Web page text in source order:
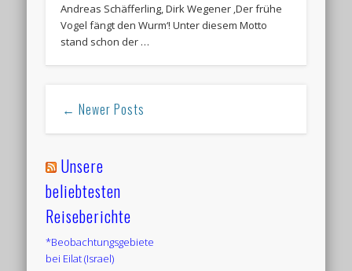
Andreas Schäfferling, Dirk Wegener ‚Der frühe
Vogel fängt den Wurm‘! Unter diesem Motto
stand schon der …
← Newer Posts
Unsere
beliebtesten
Reiseberichte
*Beobachtungsgebiete
bei Eilat (Israel)